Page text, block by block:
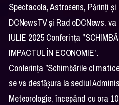
Spectacola, Astrosens, Părinți
DCNewsTV și RadioDCNews,
IULIE 2025 Conferința
IMPACTUL ÎN ECONOMIE”.
Conferința ”Schimbările
se va desfășura la sediul
Meteorologie, începând cu ora